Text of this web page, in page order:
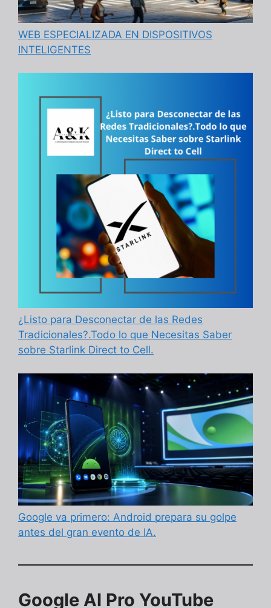
WEB ESPECIALIZADA EN DISPOSITIVOS
INTELIGENTES
¿Listo para Desconectar de las Redes
Tradicionales?.Todo lo que Necesitas Saber
sobre Starlink Direct to Cell.
Google va primero: Android prepara su golpe
antes del gran evento de IA.
Google AI Pro YouTube